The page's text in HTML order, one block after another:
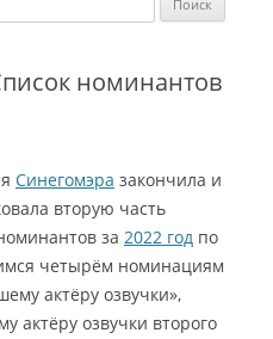
номинантов
Синегомэра закончила и
вторую часть
за 2022 год по
четырём номинациям
актёру озвучки»,
актёру озвучки второго